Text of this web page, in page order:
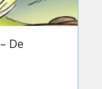
De